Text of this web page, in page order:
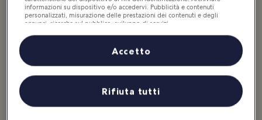
Ideale per:Cibo
Il majboos è un piatto molto amato sia dai visitatori sia dagli abitanti
di Dubai e, anche in questo caso, la ricetta viene tramandata di
generazione in generazione.
Gli ingredienti principali sono riso basmati e diversi tipi di carne.
informazioni su dispositivo e/o accedervi. Pubblicità e contenuti
personalizzati, misurazione delle prestazioni dei contenuti e degli
annunci, ricerche sul pubblico, sviluppo di servizi.
Elenco dei partner (fornitori)
Rifiuta tutti
Accetto